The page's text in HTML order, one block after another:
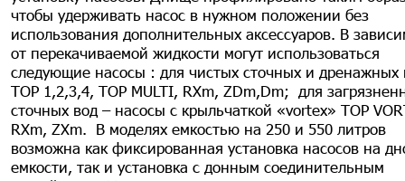
чтобы удерживать насос в нужном положении без
использования дополнительных аксессуаров. В
от перекачиваемой жидкости могут использоваться
следующие насосы : для чистых сточных и дренажных
ТОР 1,2,3,4, ТОР MULTI, RXm, ZDm,Dm; для
сточных вод – насосы с крыльчаткой «vortex» ТОР
RXm, ZXm. В моделях емкостью на 250 и 550 литров
возможна как фиксированная установка насосов на
емкости, так и установка с донным соединительным